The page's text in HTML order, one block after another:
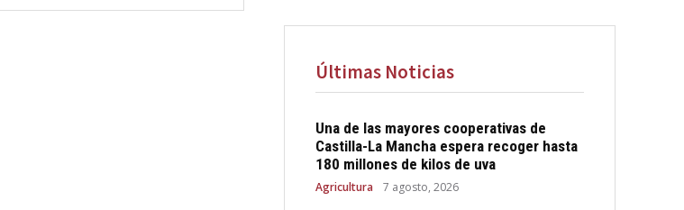
Últimas Noticias
Una de las mayores cooperativas de
Castilla-La Mancha espera recoger hasta
180 millones de kilos de uva
Agricultura 7 agosto, 2026